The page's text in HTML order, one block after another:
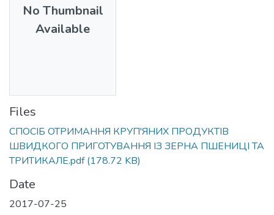
No Thumbnail
Available
Files
СПОСІБ ОТРИМАННЯ КРУП'ЯНИХ ПРОДУКТІВ
ШВИДКОГО ПРИГОТУВАННЯ ІЗ ЗЕРНА ПШЕНИЦІ ТА
ТРИТИКАЛЕ.pdf (178.72 KB)
Date
2017-07-25